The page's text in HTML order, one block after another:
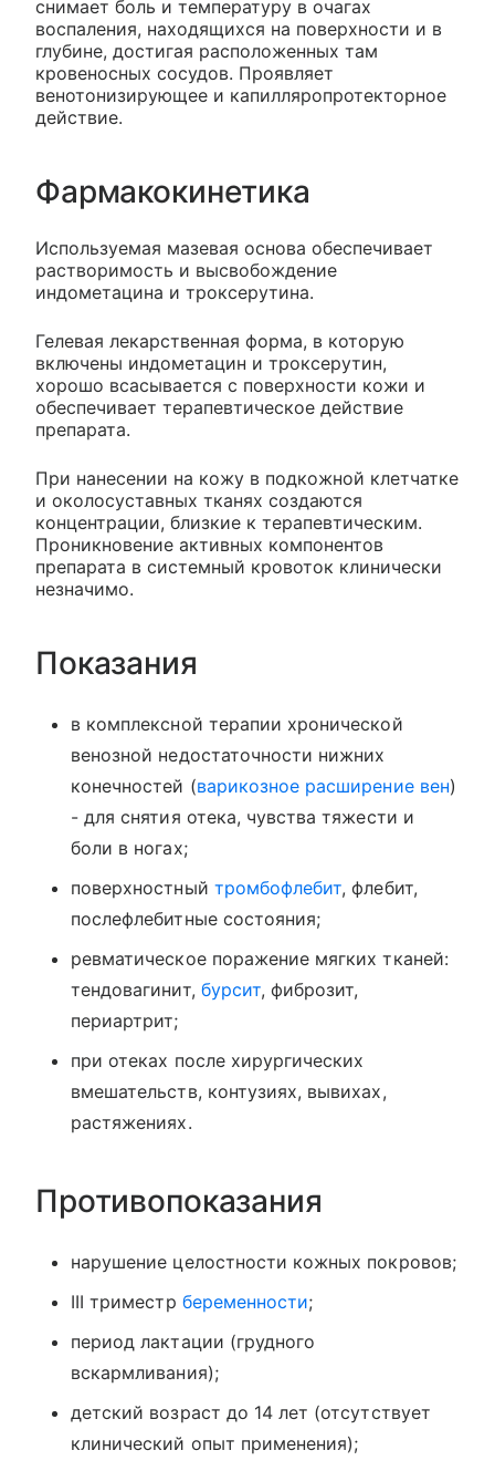
снимает боль и температуру в очагах
воспаления, находящихся на поверхности и в
глубине, достигая расположенных там
кровеносных сосудов. Проявляет
венотонизирующее и капилляропротекторное
действие.
Фармакокинетика
Используемая мазевая основа обеспечивает
растворимость и высвобождение
индометацина и троксерутина.
Гелевая лекарственная форма, в которую
включены индометацин и троксерутин,
хорошо всасывается с поверхности кожи и
обеспечивает терапевтическое действие
препарата.
При нанесении на кожу в подкожной клетчатке
и околосуставных тканях создаются
концентрации, близкие к терапевтическим.
Проникновение активных компонентов
препарата в системный кровоток клинически
незначимо.
Показания
в комплексной терапии хронической
венозной недостаточности нижних
конечностей (варикозное расширение вен)
- для снятия отека, чувства тяжести и
боли в ногах;
поверхностный тромбофлебит, флебит,
послефлебитные состояния;
ревматическое поражение мягких тканей:
тендовагинит, бурсит, фиброзит,
периартрит;
при отеках после хирургических
вмешательств, контузиях, вывихах,
растяжениях.
Противопоказания
нарушение целостности кожных покровов;
III триместр беременности;
период лактации (грудного
вскармливания);
детский возраст до 14 лет (отсутствует
клинический опыт применения);